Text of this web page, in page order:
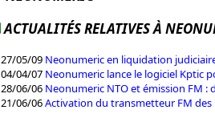
ACTUALITÉS RELATIVES À
27/05/09 Neonumeric en liquidation
04/04/07 Neonumeric lance le logiciel Kptic
28/06/06 Neonumeric NTO et émission FM :
21/06/06Activation du transmetteur FM